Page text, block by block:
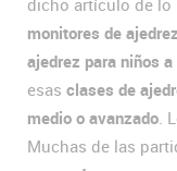
dicho artículo de lo
monitores de
ajedrez para niños
esas clases de
medio o avanzado.
Muchas de las